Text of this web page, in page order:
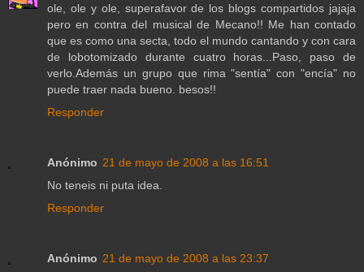
ole, ole y ole, superafavor de los blogs compartidos jajaja
pero en contra del musical de Mecano!! Me han contado
que es como una secta, todo el mundo cantando y con cara
de lobotomizado durante cuatro horas...Paso, paso de
verlo.Además un grupo que rima "sentía" con "encía" no
puede traer nada bueno. besos!!
Responder
Anónimo 21 de mayo de 2008 a las 16:51
No teneis ni puta idea.
Responder
Anónimo 21 de mayo de 2008 a las 23:37